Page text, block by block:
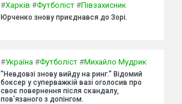
#Харків #Футболіст #Півзахисник
Юрченко знову приєднався до Зорі.
#Україна #Футболіст #Михайло Мудрик
"Невдовзі знову вийду на ринг." Відомий
боксер у суперважкій вазі оголосив про
своє повернення після скандалу,
пов'язаного з допінгом.